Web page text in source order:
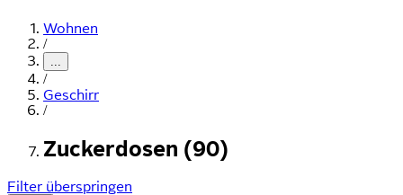
Wohnen
/
...
/
Geschirr
/
Zuckerdosen (90)
Filter überspringen